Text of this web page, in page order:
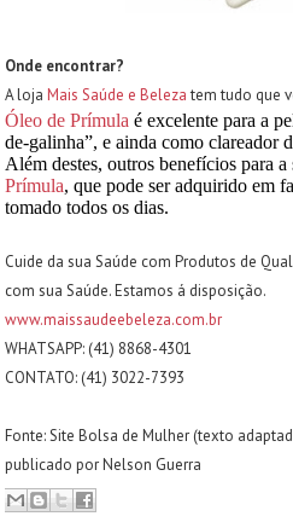
Onde encontrar?
A loja Mais Saúde e Belezatem tudo que
Óleo de Prímula é excelente para a
de-galinha”, e ainda como clareador
Além destes, outros benefícios para
Prímula, que pode ser adquirido em
tomado todos os dias.
Cuide da sua Saúde com Produtos de
com sua Saúde. Estamos á disposição.
www.maissaudeebeleza.com.br
WHATSAPP: (41) 8868-4301
CONTATO: (41) 3022-7393
Fonte: Site Bolsa de Mulher (texto
publicado por Nelson Guerra